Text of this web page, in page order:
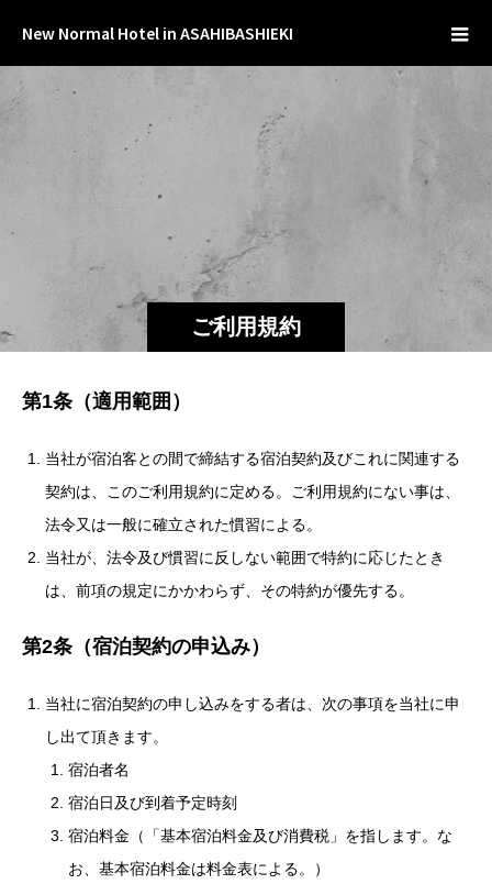
New Normal Hotel in ASAHIBASHIEKI
ご利用規約
第1条（適用範囲）
当社が宿泊客との間で締結する宿泊契約及びこれに関連する
契約は、このご利用規約に定める。ご利用規約にない事は、
法令又は一般に確立された慣習による。
当社が、法令及び慣習に反しない範囲で特約に応じたとき
は、前項の規定にかかわらず、その特約が優先する。
第2条（宿泊契約の申込み）
当社に宿泊契約の申し込みをする者は、次の事項を当社に申
し出て頂きます。
宿泊者名
宿泊日及び到着予定時刻
宿泊料金（「基本宿泊料金及び消費税」を指します。な
お、基本宿泊料金は料金表による。）